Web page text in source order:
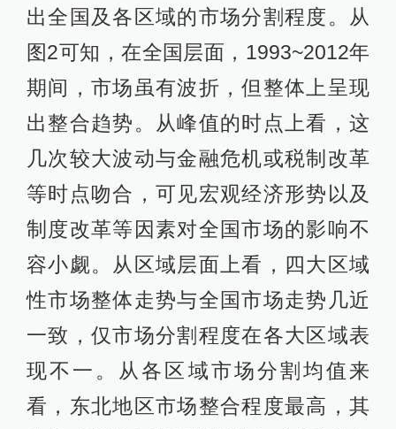
出全国及各区域的市场分割程度。从
图2可知，在全国层面，1993~2012年
期间，市场虽有波折，但整体上呈现
出整合趋势。从峰值的时点上看，这
几次较大波动与金融危机或税制改革
等时点吻合，可见宏观经济形势以及
制度改革等因素对全国市场的影响不
容小觑。从区域层面上看，四大区域
性市场整体走势与全国市场走势几近
一致，仅市场分割程度在各大区域表
现不一。从各区域市场分割均值来
看，东北地区市场整合程度最高，其